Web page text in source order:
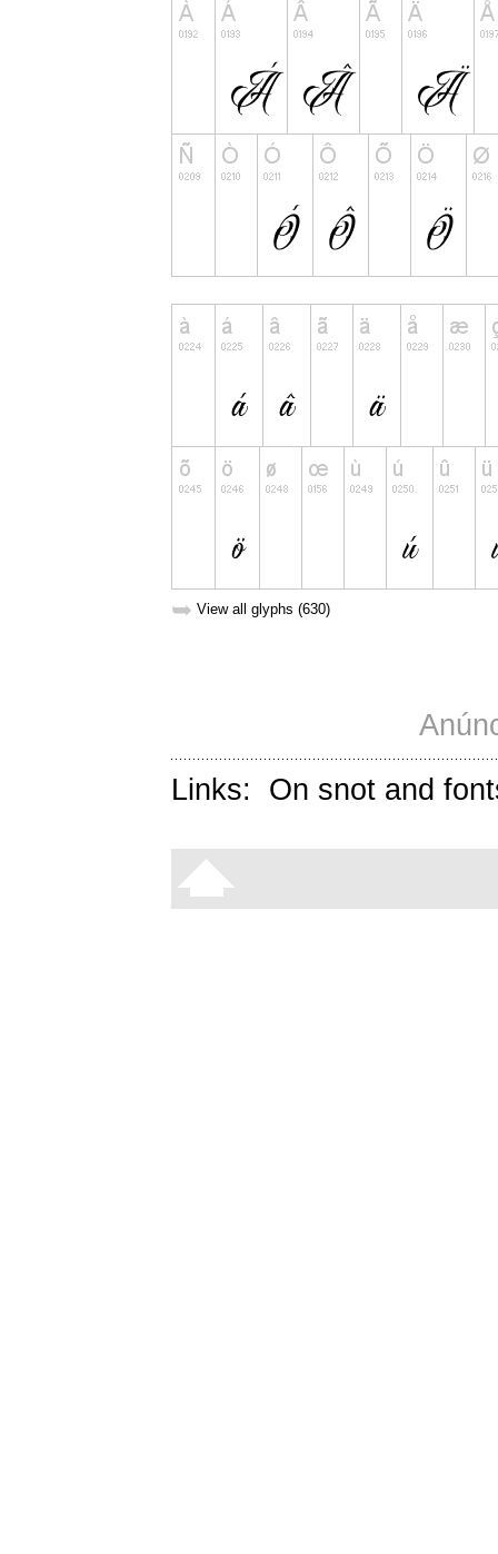
➥ View all glyphs (630)
Links: On snot and